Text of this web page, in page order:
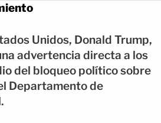
Unidos, Donald Trump,
advertencia directa a los
del bloqueo político sobre
Departamento de